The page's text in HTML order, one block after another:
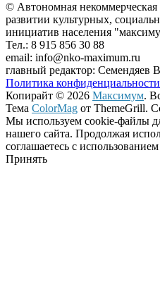
© Автономная
развитии культурных,
инициатив населения
Тел.: 8 915 856 30 88
email: info@nko-maximum.ru
главный редактор: Семендяев
Политика конфиденциальности
Копирайт © 2026 Максимум.
Тема ColorMag от ThemeGrill.
Мы используем cookie-файлы
нашего сайта. Продолжая
соглашаетесь с
Принять